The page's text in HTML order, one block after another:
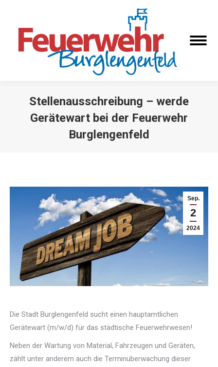
Stellenausschreibung – werde
Gerätewart bei der Feuerwehr
Burglengenfeld
Sep.
2
2024
Die Stadt Burglengenfeld sucht einen hauptamtlichen
Gerätewart (m/w/d) für das städtische Feuerwehrwesen!
Neben der Wartung von Material, Fahrzeugen und Geräten,
zählt unter anderem auch die Terminüberwachung dieser